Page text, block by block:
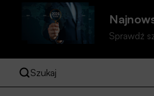
Sprawdź
Szukaj